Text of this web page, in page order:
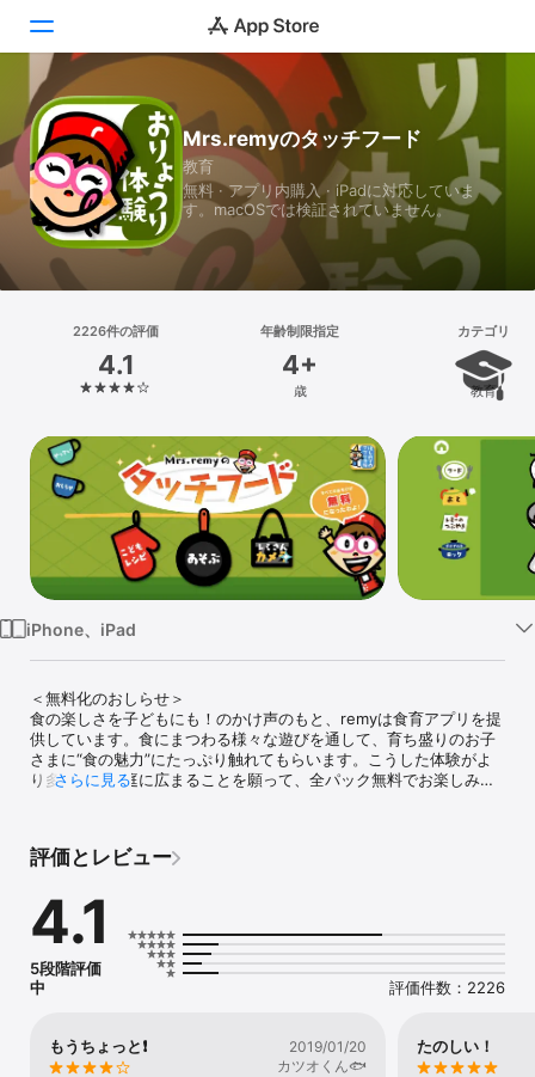
Today
ゲーム
アプリ
Arcade
検索
プラットフォーム
iPhone
iPad
Mac
Vision
Mrs.remyのタッチフード
教育
無料 · アプリ内購入 · iPadに対応していま
す。macOSでは検証されていません。
2226件の評価
4.1
年齢制限指定
4+
歳
カテゴリ
教育
iPhone、iPad
＜無料化のおしらせ＞
食の楽しさを子どもにも！のかけ声のもと、remyは食育アプリを提
供しています。食にまつわる様々な遊びを通して、育ち盛りのお子
さまに“食の魅力”にたっぷり触れてもらいます。こうした体験がよ
り多くのご家庭に広まることを願って、全パック無料でお楽しみ頂
◎本アプリについて
ントで融合させた、あたらしい子供向けアプリです。食にまつわる
様々な“遊び”を通して、お子様の想像力や、考える力、そして豊か
な心を育てます。
アプリで遊んだ後は、知的好奇心が刺激され、ご家庭のキッチンや
食卓で実践したくなる。そんなリアルの体験も含めて、親子でいっ
◎Mrs.remy（ミセス・レミー）とは
ナビゲーターをつとめるのは、料理愛好家・平野レミの口から生ま
さらに見る
評価とレビュー
4.1
5段階評価
中
評価件数：2226
もうちょっと❗️
2019/01/20
カツオくん🐟
たのしい！